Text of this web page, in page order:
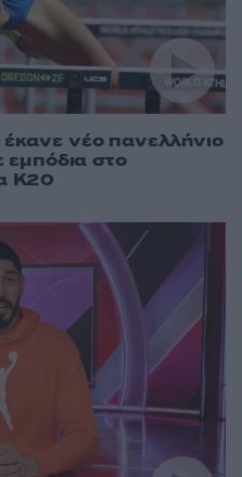
νέο πανελλήνιο
εμπόδια στο
Κ20